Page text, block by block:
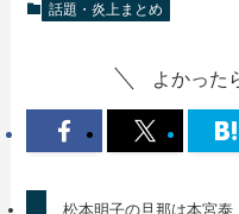
話題・炎上まとめ
よかった
松本明子の旦那は本宮泰